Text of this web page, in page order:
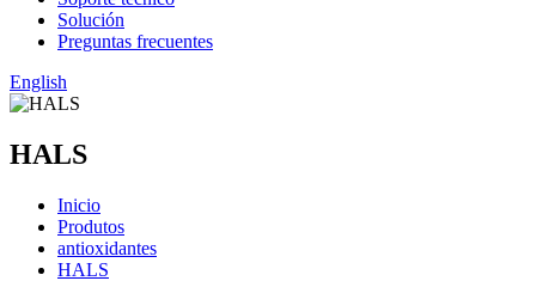
Solución
Preguntas frecuentes
English
HALS
Inicio
Produtos
antioxidantes
HALS